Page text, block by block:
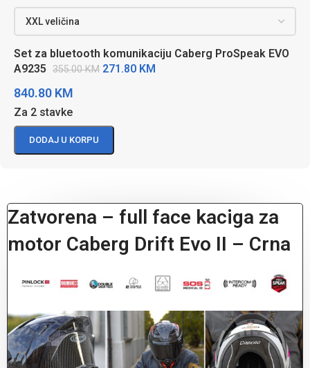
Set za bluetooth komunikaciju Caberg ProSpeak EVO
A9235 355.00KM 271.80 KM
840.80 KM
Za 2 stavke
DODAJ U KORPU
Zatvorena – full face kaciga za
motor Caberg Drift Evo II – Crna